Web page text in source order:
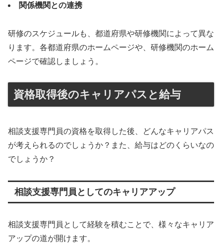
関係機関との連携
研修のスケジュールも、都道府県や研修機関によって異な
ります。各都道府県のホームページや、研修機関のホーム
ページで確認しましょう。
資格取得後のキャリアパスと給与
相談支援専門員の資格を取得した後、どんなキャリアパス
が考えられるのでしょうか？また、給与はどのくらいなの
でしょうか？
相談支援専門員としてのキャリアアップ
相談支援専門員として経験を積むことで、様々なキャリア
アップの道が開けます。